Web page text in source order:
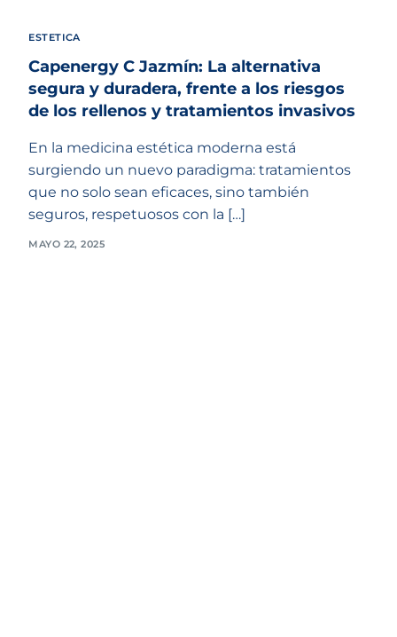
ESTETICA
Capenergy C Jazmín: La alternativa
segura y duradera, frente a los riesgos
de los rellenos y tratamientos invasivos
En la medicina estética moderna está
surgiendo un nuevo paradigma: tratamientos
que no solo sean eficaces, sino también
seguros, respetuosos con la […]
MAYO 22, 2025